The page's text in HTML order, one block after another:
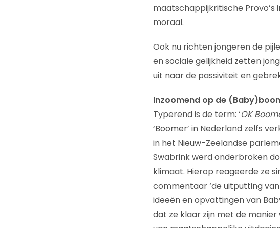
maatschappijkritische Provo’s
moraal.
Ook nu richten jongeren de
en sociale gelijkheid zetten
uit naar de passiviteit en
Inzoomend op de
Typerend is de term: ‘OK
‘Boomer’ in Nederland zelfs
in het Nieuw-Zeelandse
Swabrink werd onderbroken
klimaat. Hierop reageerde ze
commentaar ‘de uitputting
ideeën en opvattingen van
dat ze klaar zijn met de